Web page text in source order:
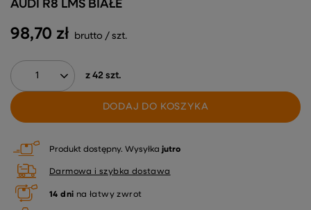
98,70 zł brutto / szt.
z 42 szt.
DODAJ DO KOSZYKA
AUDI R8 LMS BIAŁE
Produkt dostępny Wysyłka jutro
Darmowa i szybka dostawa
14 dni na łatwy zwrot